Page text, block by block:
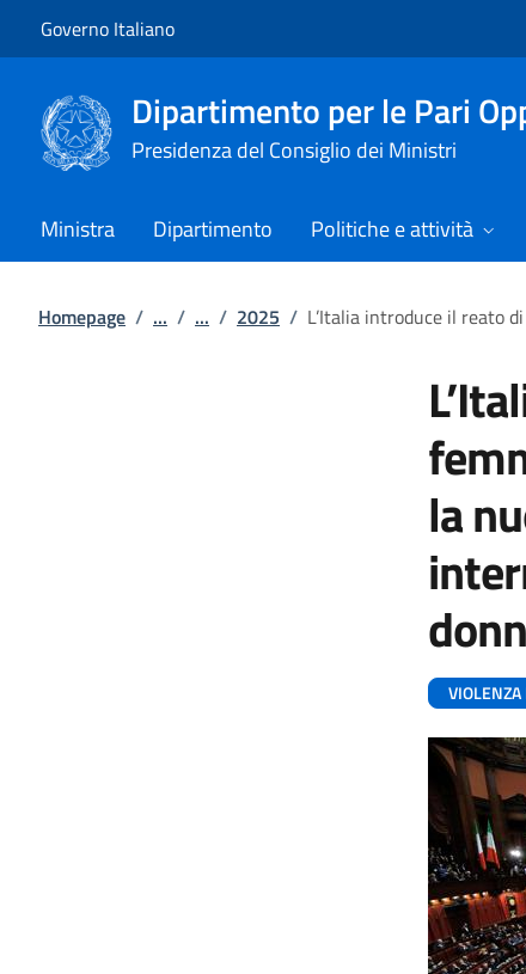
Governo Italiano
Dipartimento per le Pari
Presidenza del Consiglio dei Ministri
Ministra Dipartimento Politiche e attività
Homepage / ... / ... / 2025 / L’Italia introduce il reato
la